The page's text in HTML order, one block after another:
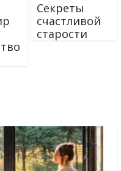
Секреты
счастливой
старости